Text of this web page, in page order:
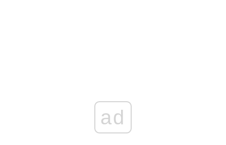
ad